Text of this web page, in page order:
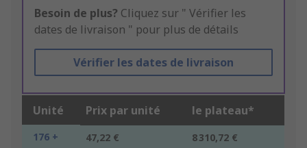
Besoin de plus? Cliquez sur " Vérifier les
dates de livraison " pour plus de détails
Vérifier les dates de livraison
Unité Prix par unité le plateau*
176 + 47,22 € 8 310,72 €